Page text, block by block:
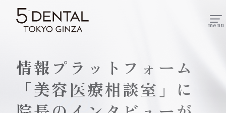
menu
News
情報プラットフォーム
「美容医療相談室」に